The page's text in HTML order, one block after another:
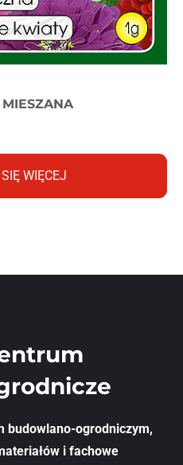
WIĘCEJ
budowlano-ogrodniczym,
i fachowe